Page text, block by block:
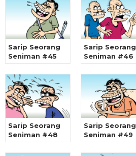
Sarip Seorang
Seniman #45
Sarip Seorang
Seniman #46
Sarip Seorang
Seniman #48
Sarip Seorang
Seniman #49